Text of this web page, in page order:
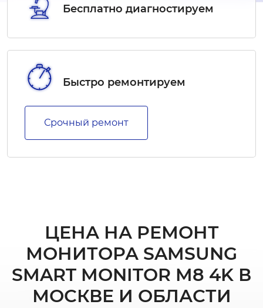
Бесплатно диагностируем
Быстро ремонтируем
Срочный ремонт
ЦЕНА НА РЕМОНТ
МОНИТОРА SAMSUNG
SMART MONITOR M8 4K В
МОСКВЕ И ОБЛАСТИ